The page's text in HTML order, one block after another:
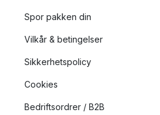
Spor pakken din
Vilkår & betingelser
Sikkerhetspolicy
Cookies
Bedriftsordrer / B2B